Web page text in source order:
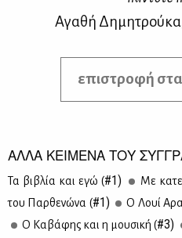
Αγαθή
επιστροφή
ΑΛΛΑ ΚΕΙΜΕΝΑ ΤΟΥ
Τα βι­βλία και εγώ (#1)
Με
του Παρ­θε­νώ­να (#1) Ο Λουί
Ο Κα­βά­φης και η μου­σι­κή (#3)